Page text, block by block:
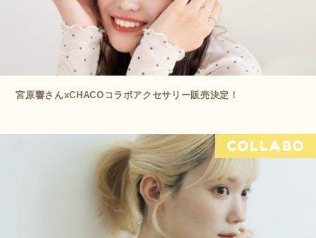
宮原響さんxCHACOコラボアクセサリー販売決定！
COLLABO